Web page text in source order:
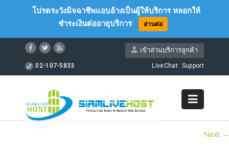
เข้าส่วนบริการลูกค้า
02-107-5833 LiveChat Support
Next →
โปรดระวังมิจฉาชีพแอบอ้างเป็นผู้ให้บริการ หลอกให้
ชำระเงินต่ออายุบริการ
อ่านต่อ